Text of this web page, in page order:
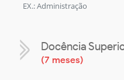
EX.: Administração
Docência
(7 meses)